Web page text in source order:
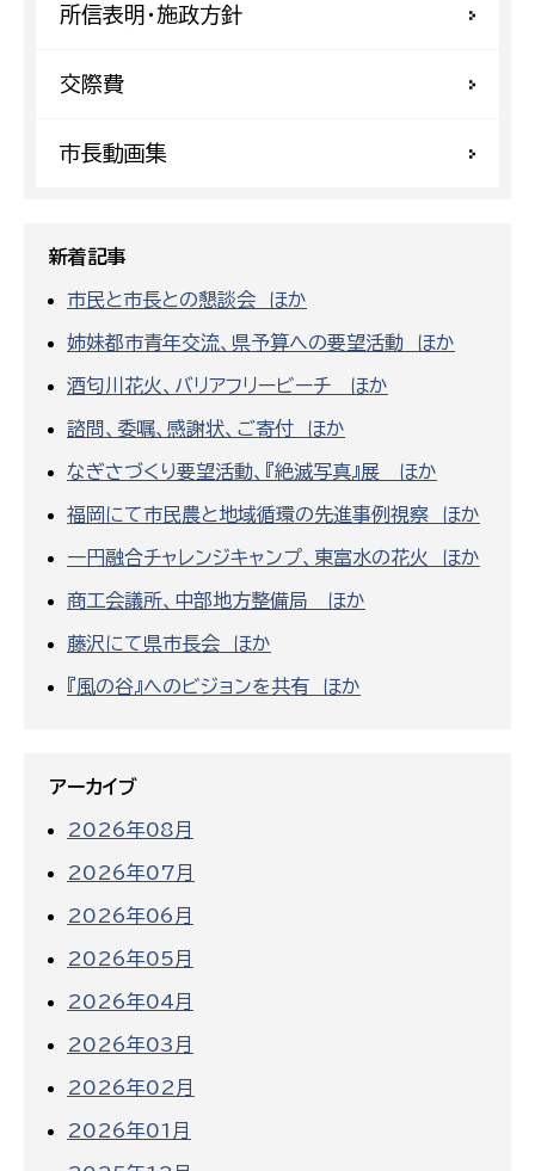
所信表明・施政方針
交際費
市長動画集
新着記事
市民と市長との懇談会 ほか
姉妹都市青年交流、県予算への要望活動 ほか
酒匂川花火、バリアフリービーチ ほか
諮問、委嘱、感謝状、ご寄付 ほか
なぎさづくり要望活動、『絶滅写真』展 ほか
福岡にて市民農と地域循環の先進事例視察 ほか
一円融合チャレンジキャンプ、東富水の花火 ほか
商工会議所、中部地方整備局 ほか
藤沢にて県市長会 ほか
『風の谷』へのビジョンを共有 ほか
アーカイブ
2026年08月
2026年07月
2026年06月
2026年05月
2026年04月
2026年03月
2026年02月
2026年01月